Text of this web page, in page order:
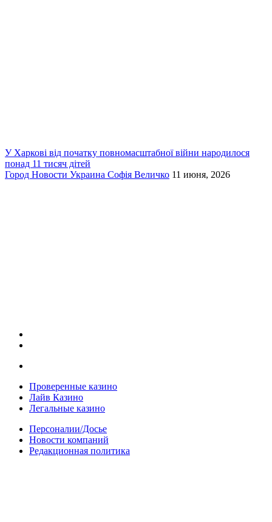
У Харкові від початку повномасштабної війни народилося
понад 11 тисяч дітей
Город Новости Украина Софія Величко 11 июня, 2026
Проверенные казино
Лайв Казино
Легальные казино
Персоналии/Досье
Новости компаний
Редакционная политика